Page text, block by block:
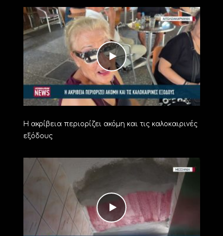
Η ακρίβεια περιορίζει ακόμη και τις καλοκαιρινές
εξόδους